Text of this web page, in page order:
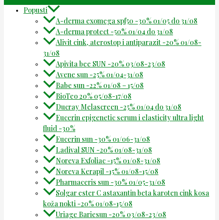
Popusti
A-derma exomega spf50 -30% 01/05 do 31/08
A-derma protect -50% 01/04 do 31/08
Alivit cink, aterostop i antiparazit -20% 01/08-
31/08
Apivita bee SUN -20% 03/08-23/08
Avene sun -25% 01/04-31/08
Babe sun -22% 01/08 – 15/08
BioTeo 20% 05/08-17/08
Ducray Melascreen -25% 01/04 do 31/08
Eucerin epigenetic serum i elasticity ultra light
fluid -30%
Eucerin sun -30% 01/06-31/08
Ladival SUN -20% 01/08-31/08
Noreva Exfoliac -15% 01/08-31/08
Noreva Kerapil -15% 01/08-15/08
Pharmaceris sun -30% 01/05-31/08
Solgar ester C astaxantin beta karoten cink kosa
koža nokti -20% 01/08-15/08
Uriage Bariesun -20% 03/08-23/08